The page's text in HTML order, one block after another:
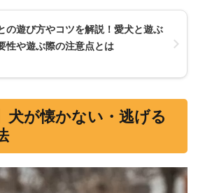
の遊び方やコツを解説！愛犬と遊ぶ
性や遊ぶ際の注意点とは
犬が懐かない・逃げる